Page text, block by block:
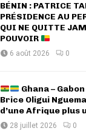
BÉNIN : PATRICE
PRÉSIDENCE AU
QUI NE QUITTE
POUVOIR
6 août 2026 0
Ghana –
Brice Oligui
d’une Afrique plus
28 juillet 2026 0